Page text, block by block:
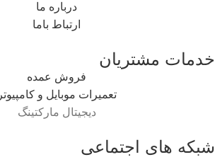
درباره ما
ارتباط باما
خدمات مشتریان
فروش عمده
تعمیرات موبایل و کامپیوتر
دیجیتال مارکتینگ
شبکه های اجتماعی